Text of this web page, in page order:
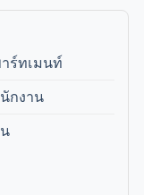
ร์ทเมนท์
กงาน